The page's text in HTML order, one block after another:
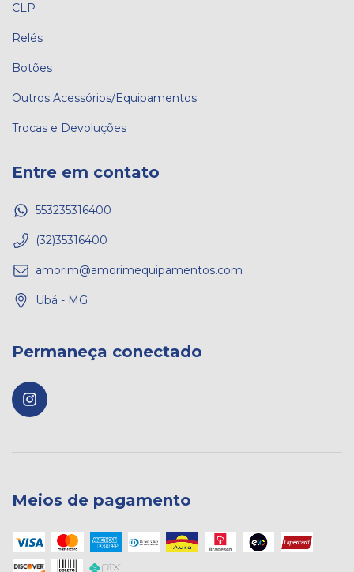
CLP
Relés
Botões
Outros Acessórios/Equipamentos
Trocas e Devoluções
Entre em contato
553235316400
(32)35316400
amorim@amorimequipamentos.com
Ubá - MG
Permaneça conectado
Meios de pagamento